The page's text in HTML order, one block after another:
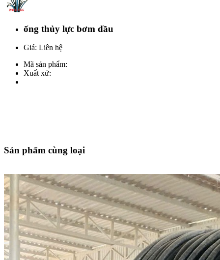
ống thủy lực bơm dầu
Giá: Liên hệ
Mã sản phẩm:
Xuất xứ:
Sản phẩm cùng loại